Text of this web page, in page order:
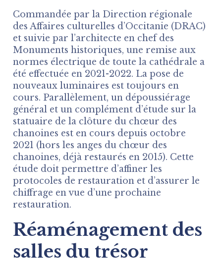
Commandée par la Direction régionale
des Affaires culturelles d’Occitanie (DRAC)
et suivie par l’architecte en chef des
Monuments historiques, une remise aux
normes électrique de toute la cathédrale a
été effectuée en 2021-2022. La pose de
nouveaux luminaires est toujours en
cours. Parallèlement, un dépoussiérage
général et un complément d’étude sur la
statuaire de la clôture du chœur des
chanoines est en cours depuis octobre
2021 (hors les anges du chœur des
chanoines, déjà restaurés en 2015). Cette
étude doit permettre d’affiner les
protocoles de restauration et d’assurer le
chiffrage en vue d’une prochaine
restauration.
Réaménagement des
salles du trésor